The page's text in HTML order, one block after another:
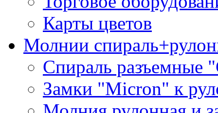
Карты цветов
Молнии
Спираль разъемные
Замки "Micron" к